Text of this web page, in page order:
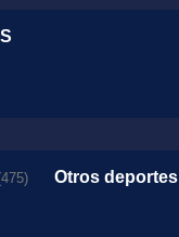
Otros deportes